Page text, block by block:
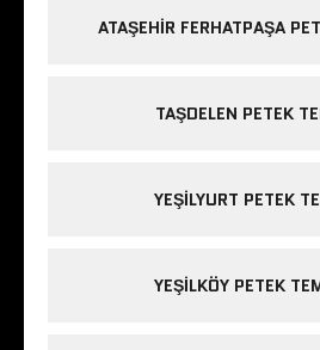
ATAŞEHIR FERHATPAŞA
TAŞDELEN PETEK
YEŞILYURT PETEK
YEŞILKÖY PETEK